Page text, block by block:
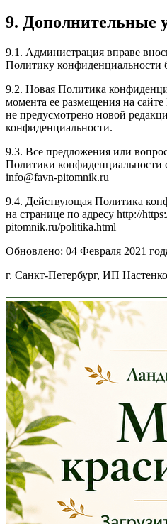
9. Дополнительные
9.1. Администрация вправе
Политику конфиденциальности
9.2. Новая Политика
момента ее размещения на
не предусмотрено новой
конфиденциальности.
9.3. Все предложения или
Политики конфиденциальности
info@favn-pitomnik.ru
9.4. Действующая Политика
на странице по адресу http://
pitomnik.ru/politika.html
Обновлено: 04 Февраля 2021
г. Санкт-Петербург, ИП